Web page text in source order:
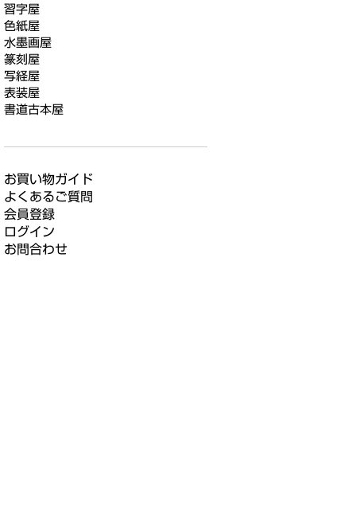
習字屋
色紙屋
水墨画屋
篆刻屋
写経屋
表装屋
書道古本屋
お買い物ガイド
よくあるご質問
会員登録
ログイン
お問合わせ